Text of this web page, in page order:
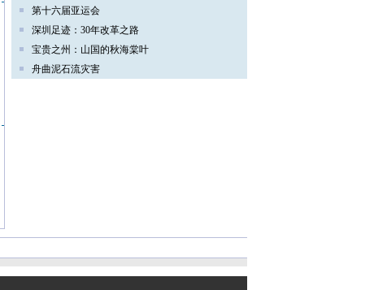
第十六届亚运会
深圳足迹：30年改革之路
宝贵之州：山国的秋海棠叶
舟曲泥石流灾害